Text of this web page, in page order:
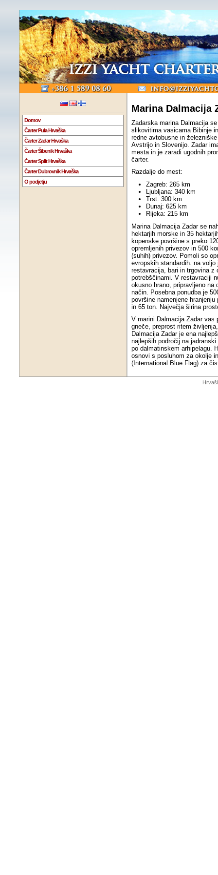
Domov
Čarter Pula Hrvaška
Čarter Zadar Hrvaška
Čarter Šibenik Hrvaška
Čarter Split Hrvaška
Čarter Dubrovnik Hrvaška
O podjetju
Marina Dalmacija
Zadarska marina Dalmacija
slikovitima vasicama Bibinje
redne avtobusne in
Avstrijo in Slovenijo. Zadar
mesta in je zaradi ugodnih
čarter.
Razdalje do mest:
Zagreb: 265 km
Ljubljana: 340 km
Trst: 300 km
Dunaj: 625 km
Rijeka: 215 km
Marina Dalmacija Zadar se
hektarjih morske in 35
kopenske površine s preko
opremljenih privezov in 500
(suhih) privezov. Pomoli so
evropskih standardih. na voljo
restavracija, bari in trgovina z
potrebščinami. V restavraciji
okusno hrano, pripravljeno na
način. Posebna ponudba je
površine namenjene
in 65 ton. Največja širina
V marini Dalmacija Zadar vas
gneče, preprost ritem
Dalmacija Zadar je ena
najlepših področij na
po dalmatinskem arhipelagu.
osnovi s posluhom za okolje
(International Blue Flag) za